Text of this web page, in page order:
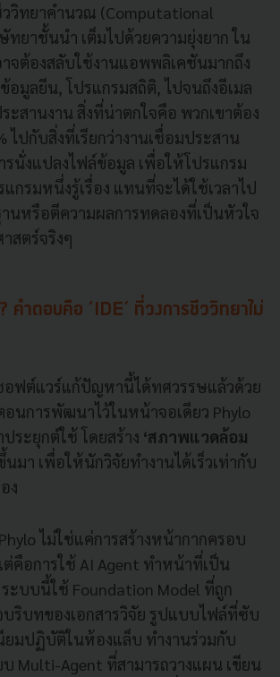
วิทยาคำนวณ (Computational
ทยาชั้นนำ เต็มไปด้วยความยุ่งยาก ใน
จต้องสลับใช้งานแอพพลิเคชันมากถึง
อมูลยีน, โปรแกรมสถิติ, ไปจนถึงอีเมล
ะสานงาน สิ่งที่น่าตกใจคือ พวกเขาต้อง
ไปกับสิ่งที่เรียกว่างานเชื่อมประสาน
รนั่งแปลงไฟล์ข้อมูล เพื่อให้โปรแกรม
กรมหนึ่งรู้เรื่อง แทนที่จะได้ใช้เวลาไป
นหรือตีความผลการทดลองที่เป็นหัวใจ
สตร์จริงๆ
คำตอบคือ ‘IDE’ ที่วงการชีววิทยาไม่
อฟต์แวร์แก้ปัญหานี้ได้ทศวรรษแล้วด้วย
อนการพัฒนาไว้ในหน้าจอเดียว Phylo
ระยุกต์ใช้ โดยสร้าง ‘สภาพแวดล้อม
นมา เพื่อให้นักวิจัยทำงานได้เร็วเท่ากับ
ง
ไม่ใช่แค่การสร้างหน้ากากครอบ
คือการใช้ AI Agent ทำหน้าที่เป็น
ะบบนี้ใช้ Foundation Model ที่ถูก
บริบทของเอกสารวิจัย รูปแบบไฟล์ที่ซับ
ยมปฏิบัติในห้องแล็บ ทำงานร่วมกับ
Multi-Agent ที่สามารถวางแผน เขียน